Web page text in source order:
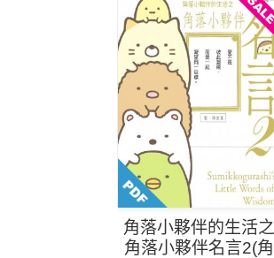
角落小夥伴的生活之
角落小夥伴名言2(角